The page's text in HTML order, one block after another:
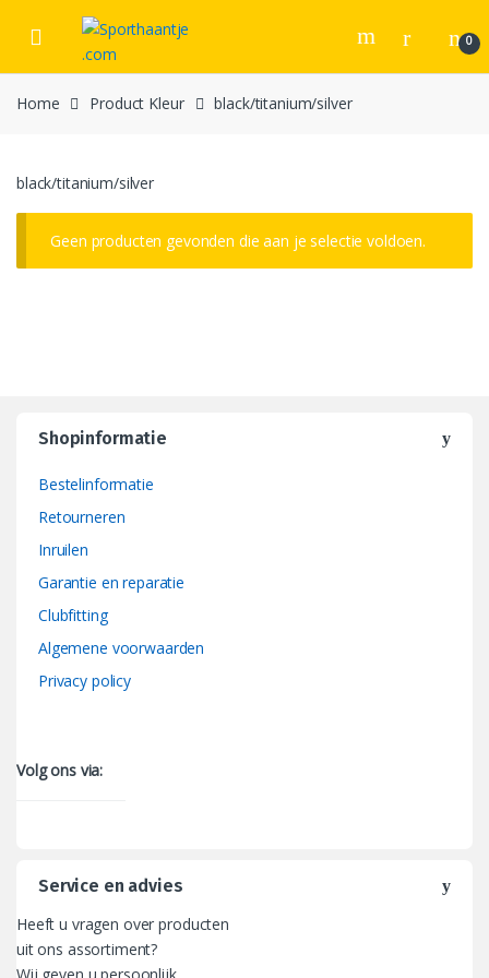
0
Home Product Kleur black/titanium/silver
black/titanium/silver
Geen producten gevonden die aan je selectie voldoen.
Shopinformatie
Bestelinformatie
Retourneren
Inruilen
Garantie en reparatie
Clubfitting
Algemene voorwaarden
Privacy policy
Volg ons via:
Service en advies
Heeft u vragen over producten
uit ons assortiment?